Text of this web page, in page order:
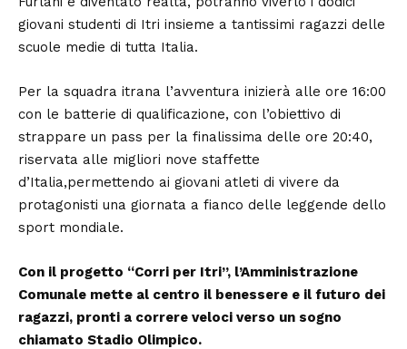
giovani studenti di Itri insieme a tantissimi ragazzi delle
scuole medie di tutta Italia.
Per la squadra itrana l’avventura inizierà alle ore 16:00
con le batterie di qualificazione, con l’obiettivo di
strappare un pass per la finalissima delle ore 20:40,
riservata alle migliori nove staffette
d’Italia,permettendo ai giovani atleti di vivere da
protagonisti una giornata a fianco delle leggende dello
sport mondiale.
Con il progetto “Corri per Itri”, l’Amministrazione
Comunale mette al centro il benessere e il futuro dei
ragazzi, pronti a correre veloci verso un sogno
chiamato Stadio Olimpico.